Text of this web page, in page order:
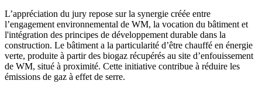
L’appréciation du jury repose sur la synergie créée entre
l’engagement environnemental de WM, la vocation du bâtiment et
l'intégration des principes de développement durable dans la
construction. Le bâtiment a la particularité d’être chauffé en énergie
verte, produite à partir des biogaz récupérés au site d’enfouissement
de WM, situé à proximité. Cette initiative contribue à réduire les
émissions de gaz à effet de serre.